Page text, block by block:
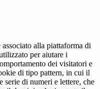
alla piattaforma di
per aiutare i
dei visitatori e
di tipo pattern, in cui il
serie di numeri e lettere, che